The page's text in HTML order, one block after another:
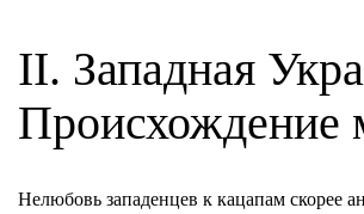
II. Западная
Происхождение
Нелюбовь западенцев к кацапам скорее